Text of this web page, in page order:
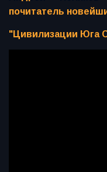
почитатель
"Цивилизации Юга